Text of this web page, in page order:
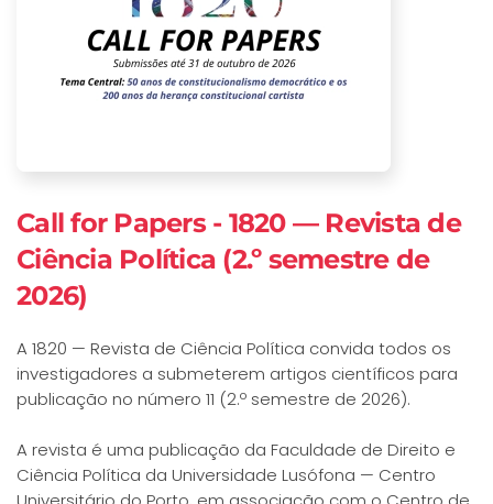
Call for Papers - 1820 — Revista de
Ciência Política (2.º semestre de
2026)
A 1820 — Revista de Ciência Política convida todos os
investigadores a submeterem artigos científicos para
publicação no número 11 (2.º semestre de 2026).
A revista é uma publicação da Faculdade de Direito e
Ciência Política da Universidade Lusófona — Centro